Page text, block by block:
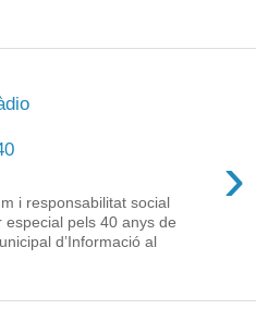
›
i responsabilitat social
pels 40 anys de
d’Informació al